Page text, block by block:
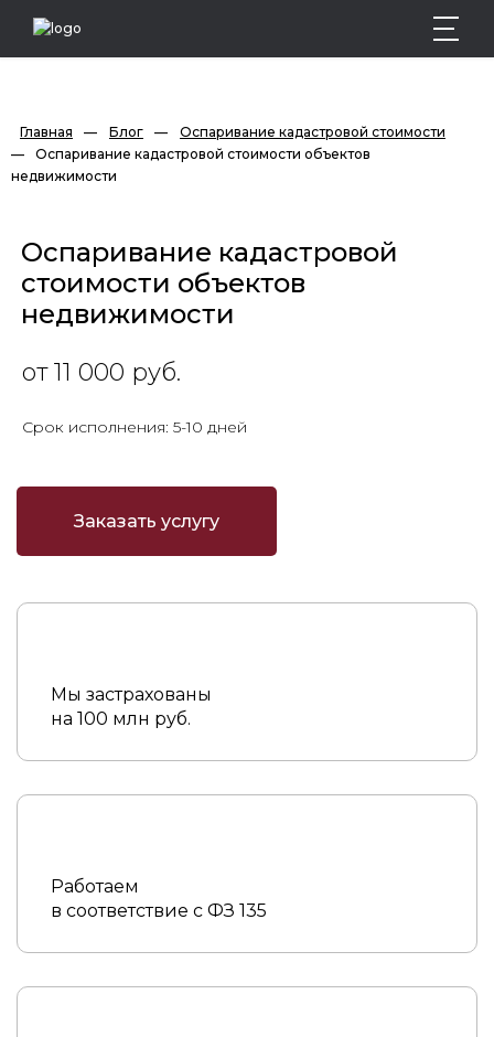
Главная — Блог —
Оспаривание кадастровой стоимости
—
Оспаривание кадастровой стоимости объектов
недвижимости
Оспаривание кадастровой
стоимости объектов
недвижимости
от 11 000 руб.
Срок исполнения: 5-10 дней
Заказать услугу
Мы застрахованы
на 100 млн руб.
Работаем
в соответствие с ФЗ 135